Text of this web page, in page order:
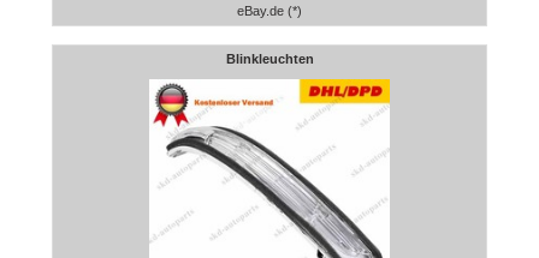
eBay.de (*)
Blinkleuchten